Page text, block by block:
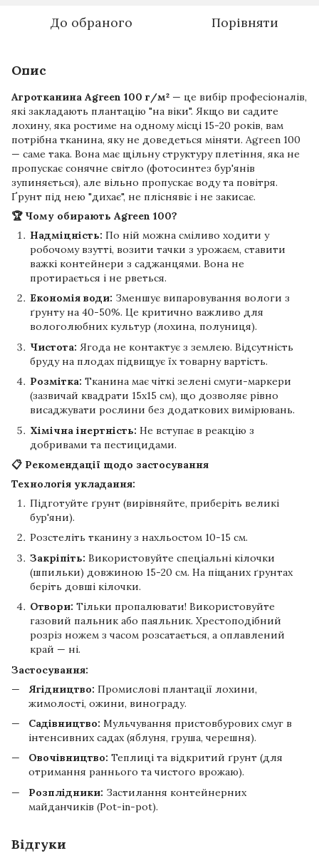
До обраного Порівняти
Опис
Агротканина Agreen 100 г/м² — це вибір професіоналів,
які закладають плантацію "на віки". Якщо ви садите
лохину, яка ростиме на одному місці 15-20 років, вам
потрібна тканина, яку не доведеться міняти. Agreen 100
— саме така. Вона має щільну структуру плетіння, яка не
пропускає сонячне світло (фотосинтез бур'янів
зупиняється), але вільно пропускає воду та повітря.
Ґрунт під нею "дихає", не пліснявіє і не закисає.
🏆 Чому обирають Agreen 100?
Надміцність: По ній можна сміливо ходити у
робочому взутті, возити тачки з урожаєм, ставити
важкі контейнери з саджанцями. Вона не
протирається і не рветься.
Економія води: Зменшує випаровування вологи з
ґрунту на 40-50%. Це критично важливо для
вологолюбних культур (лохина, полуниця).
Чистота: Ягода не контактує з землею. Відсутність
бруду на плодах підвищує їх товарну вартість.
Розмітка: Тканина має чіткі зелені смуги-маркери
(зазвичай квадрати 15х15 см), що дозволяє рівно
висаджувати рослини без додаткових вимірювань.
Хімічна інертність: Не вступає в реакцію з
добривами та пестицидами.
📋 Рекомендації щодо застосування
Технологія укладання:
Підготуйте ґрунт (вирівняйте, приберіть великі
бур'яни).
Розстеліть тканину з нахльостом 10-15 см.
Закріпіть: Використовуйте спеціальні кілочки
(шпильки) довжиною 15-20 см. На піщаних ґрунтах
беріть довші кілочки.
Отвори: Тільки пропалювати! Використовуйте
газовий пальник або паяльник. Хрестоподібний
розріз ножем з часом розсатається, а оплавлений
край — ні.
Застосування:
Ягідництво: Промислові плантації лохини,
жимолості, ожини, винограду.
Садівництво: Мульчування пристовбурових смуг в
інтенсивних садах (яблуня, груша, черешня).
Овочівництво: Теплиці та відкритий ґрунт (для
отримання раннього та чистого врожаю).
Розплідники: Застилання контейнерних
майданчиків (Pot-in-pot).
Відгуки